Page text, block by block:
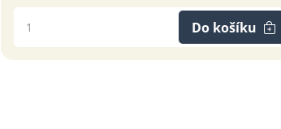
Do košíku